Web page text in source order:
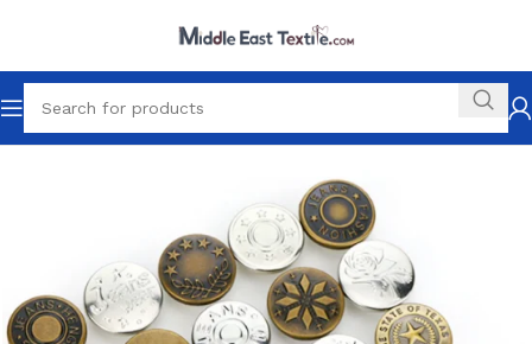
Ana Sayfa Tüm Ürünler